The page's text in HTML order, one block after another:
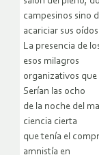
campesinos sino
acariciar sus oídos.
La presencia de
esos milagros
organizativos que
Serían las ocho
de la noche del
ciencia cierta
que tenía el
amnistía en